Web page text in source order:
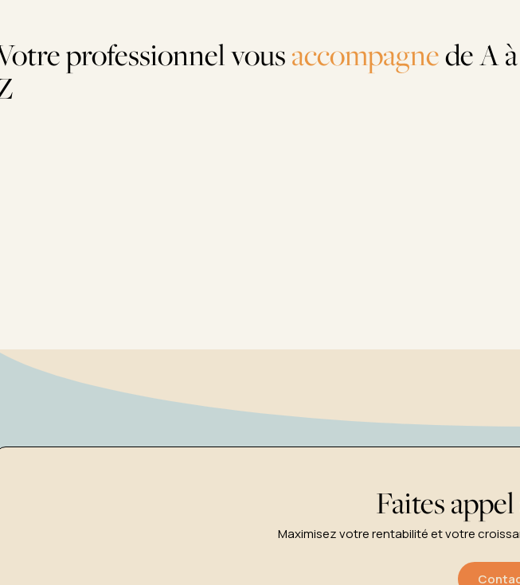
professionnel vousaccompagnede A à
Faites appel
Maximisez votre rentabilité et votre